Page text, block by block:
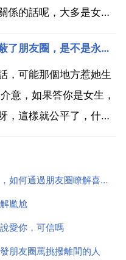
係的話呢，大多是女生
斷一個du人是不是喜
悟，內比如女人喜歡
如果之前關係不錯女生對你遮蔽了朋友圈，是不是永遠都遮蔽了
，可能那個地方惹她生
意，如果答你是女生，
，這樣就公平了，什麼
遮蔽。我認為那也不一
你遮蔽了朋友圈，是因如何通過朋友圈瞭解自己喜歡的人，如何通過朋友圈瞭解喜歡的人？
尷尬
愛你，可信嗎
朋友圈罵挑撥離間的人